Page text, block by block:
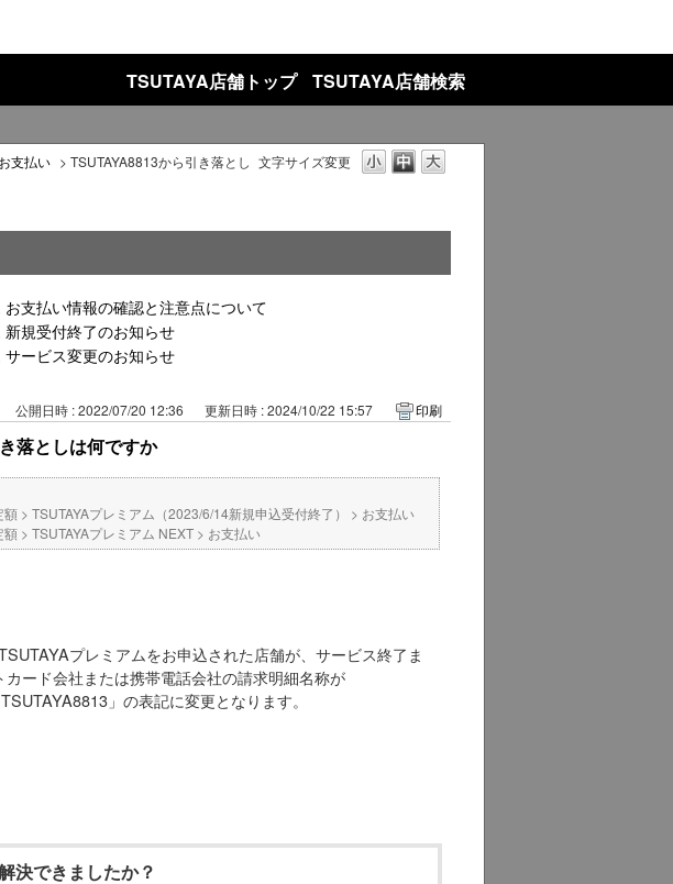
TSUTAYA店舗トップ TSUTAYA店舗検索
文字サイズ変更
お支払い > TSUTAYA8813から引き落とし
支払い情報の確認と注意点について
規受付終了のお知らせ
ービス変更のお知らせ
公開日時 : 2022/07/20 12:36 更新日時 : 2024/10/22 15:57 印刷
落としは何ですか
額 > TSUTAYAプレミアム（2023/6/14新規申込受付終了） > お支払い
額 > TSUTAYAプレミアム NEXT > お支払い
プレミアムをお申込された店舗が、サービス終了ま
ード会社または携帯電話会社の請求明細名称が
」の表記に変更となります。
決できましたか？